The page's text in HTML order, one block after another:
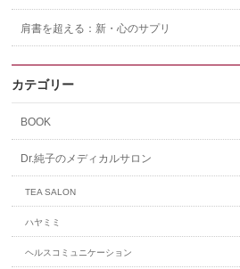
肩書を超える：新・心のサプリ
カテゴリー
BOOK
Dr.純子のメディカルサロン
TEA SALON
ハヤミミ
ヘルスコミュニケーション